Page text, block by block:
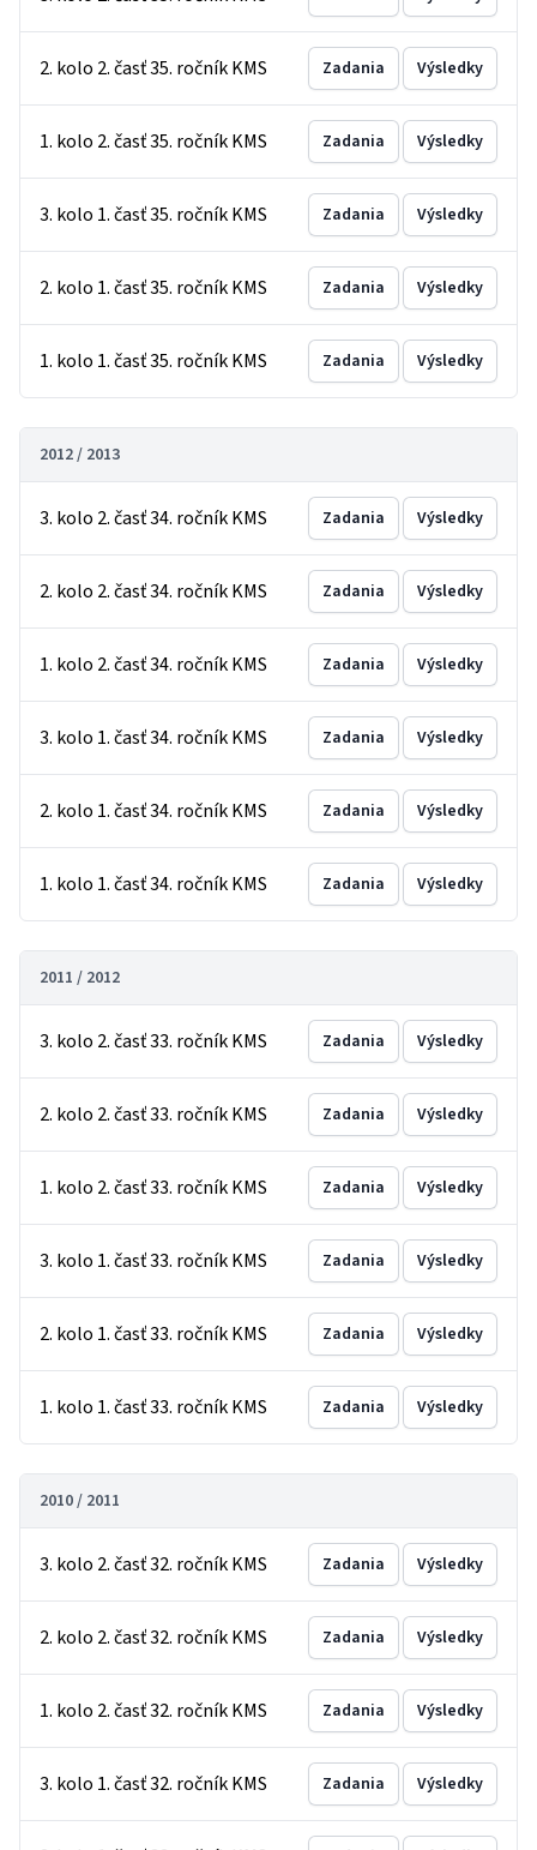
2. kolo 2. časť 35. ročník KMS Zadania Výsledky
1. kolo 2. časť 35. ročník KMS Zadania Výsledky
3. kolo 1. časť 35. ročník KMS Zadania Výsledky
2. kolo 1. časť 35. ročník KMS Zadania Výsledky
1. kolo 1. časť 35. ročník KMS Zadania Výsledky
2012 / 2013
3. kolo 2. časť 34. ročník KMS Zadania Výsledky
2. kolo 2. časť 34. ročník KMS Zadania Výsledky
1. kolo 2. časť 34. ročník KMS Zadania Výsledky
3. kolo 1. časť 34. ročník KMS Zadania Výsledky
2. kolo 1. časť 34. ročník KMS Zadania Výsledky
1. kolo 1. časť 34. ročník KMS Zadania Výsledky
2011 / 2012
3. kolo 2. časť 33. ročník KMS Zadania Výsledky
2. kolo 2. časť 33. ročník KMS Zadania Výsledky
1. kolo 2. časť 33. ročník KMS Zadania Výsledky
3. kolo 1. časť 33. ročník KMS Zadania Výsledky
2. kolo 1. časť 33. ročník KMS Zadania Výsledky
1. kolo 1. časť 33. ročník KMS Zadania Výsledky
2010 / 2011
3. kolo 2. časť 32. ročník KMS Zadania Výsledky
2. kolo 2. časť 32. ročník KMS Zadania Výsledky
1. kolo 2. časť 32. ročník KMS Zadania Výsledky
3. kolo 1. časť 32. ročník KMS Zadania Výsledky